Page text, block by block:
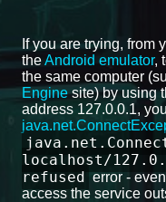
If you are trying, from
theAndroid emulator,
the same computer
Enginesite) by using
address 127.0.0.1,
localhost/
refused error -
access the service